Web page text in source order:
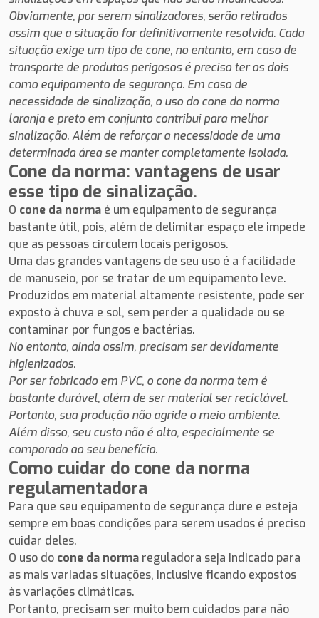
Obviamente, por serem sinalizadores, serão retirados
assim que a situação for definitivamente resolvida. Cada
situação exige um tipo de cone, no entanto, em caso de
transporte de produtos perigosos é preciso ter os dois
como equipamento de segurança. Em caso de
necessidade de sinalização, o uso do cone da norma
laranja e preto em conjunto contribui para melhor
sinalização.Além de reforçar a necessidade de uma
determinada área se manter completamente isolada.
Cone da norma: vantagens de usar
esse tipo de sinalização.
O cone da norma é um equipamento de segurança
bastante útil, pois, além de delimitar espaço ele impede
que as pessoas circulem locais perigosos.
Uma das grandes vantagens de seu uso é a facilidade
de manuseio, por se tratar de um equipamento leve.
Produzidos em material altamente resistente, pode ser
exposto à chuva e sol, sem perder a qualidade ou se
contaminar por fungos e bactérias.
No entanto, ainda assim, precisam ser devidamente
higienizados.
Por ser fabricado em PVC, o cone da norma tem é
bastante durável, além de ser material ser reciclável.
Portanto, sua produção não agride o meio ambiente.
Além disso, seu custo não é alto, especialmente se
comparado ao seu benefício.
Como cuidar do cone da norma
regulamentadora
Para que seu equipamento de segurança dure e esteja
sempre em boas condições para serem usados é preciso
cuidar deles.
O uso do cone da norma reguladora seja indicado para
as mais variadas situações, inclusive ficando expostos
às variações climáticas.
Portanto, precisam ser muito bem cuidados para não